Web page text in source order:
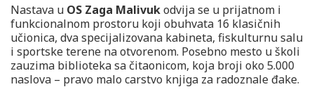
Nastava u OS Zaga Malivukodvija se u prijatnom i
funkcionalnom prostoru koji obuhvata 16 klasičnih
učionica, dva specijalizovana kabineta, fiskulturnu salu
i sportske terene na otvorenom. Posebno mesto u školi
zauzima biblioteka sa čitaonicom, koja broji oko 5.000
naslova – pravo malo carstvo knjiga za radoznale đake.